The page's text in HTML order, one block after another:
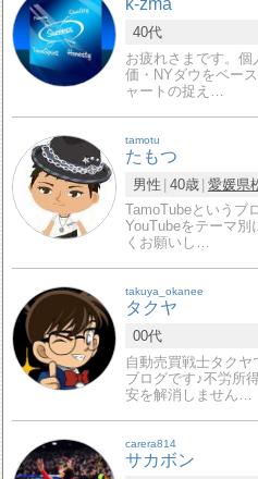
k-zma
40代
お疲れさまです。
価・NYダウをベー
ャートの捉え…
tamotu
たもつ
男性 40歳 愛媛県
TamoTubeというブ
YouTubeをテーマ別
くお願いし…
takuya_okanee
タクヤ
00代
自動売買戦士タク
ブログです♪不労所
安を解消しません…
carera814
サカボン